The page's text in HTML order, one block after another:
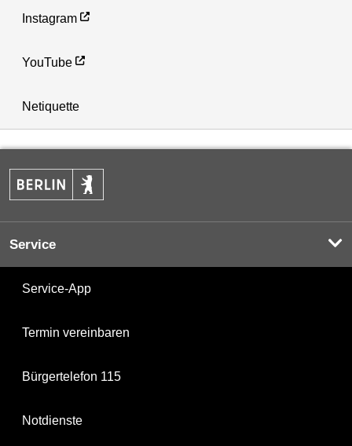
Instagram
YouTube
Netiquette
Service
Service-App
Termin vereinbaren
Bürgertelefon 115
Notdienste